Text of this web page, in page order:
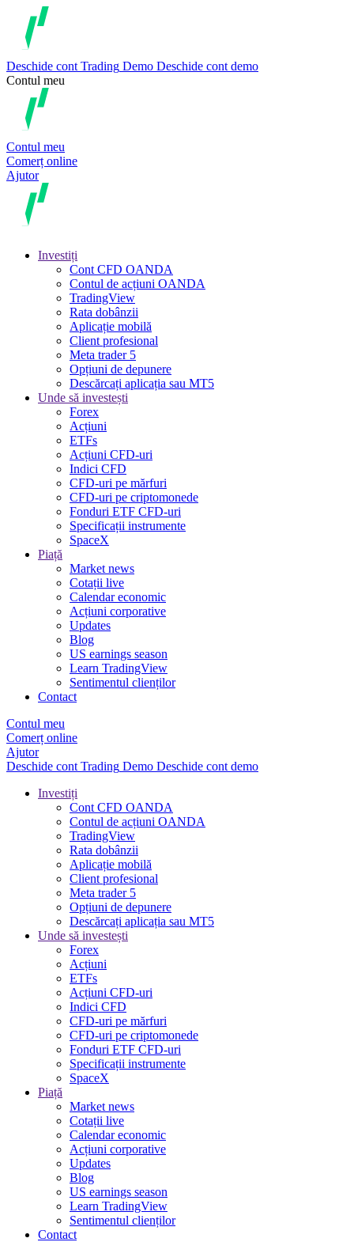
Deschide cont Trading Demo Deschide cont demo
Contul meu
Contul meu
Comerț online
Ajutor
Investiți
Cont CFD OANDA
Contul de acțiuni OANDA
TradingView
Rata dobânzii
Aplicație mobilă
Client profesional
Meta trader 5
Opțiuni de depunere
Descărcați aplicația sau MT5
Unde să investești
Forex
Acțiuni
ETFs
Acțiuni CFD-uri
Indici CFD
CFD-uri pe mărfuri
CFD-uri pe criptomonede
Fonduri ETF CFD-uri
Specificații instrumente
SpaceX
Piață
Market news
Cotații live
Calendar economic
Acțiuni corporative
Updates
Blog
US earnings season
Learn TradingView
Sentimentul clienților
Contact
Contul meu
Comerț online
Ajutor
Deschide cont Trading Demo Deschide cont demo
Investiți
Cont CFD OANDA
Contul de acțiuni OANDA
TradingView
Rata dobânzii
Aplicație mobilă
Client profesional
Meta trader 5
Opțiuni de depunere
Descărcați aplicația sau MT5
Unde să investești
Forex
Acțiuni
ETFs
Acțiuni CFD-uri
Indici CFD
CFD-uri pe mărfuri
CFD-uri pe criptomonede
Fonduri ETF CFD-uri
Specificații instrumente
SpaceX
Piață
Market news
Cotații live
Calendar economic
Acțiuni corporative
Updates
Blog
US earnings season
Learn TradingView
Sentimentul clienților
Contact